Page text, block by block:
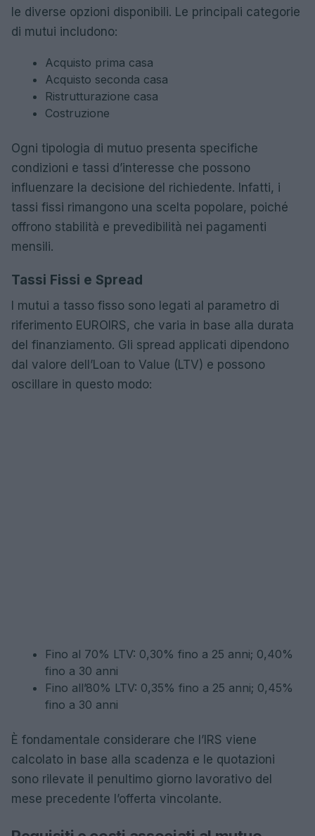
le diverse opzioni disponibili. Le principali categorie
di mutui includono:
Acquisto prima casa
Acquisto seconda casa
Ristrutturazione casa
Costruzione
Ogni tipologia di mutuo presenta specifiche
condizioni e tassi d’interesse che possono
influenzare la decisione del richiedente. Infatti, i
tassi fissi rimangono una scelta popolare, poiché
offrono stabilità e prevedibilità nei pagamenti
mensili.
Tassi Fissi e Spread
I mutui a tasso fisso sono legati al parametro di
riferimento EUROIRS, che varia in base alla durata
del finanziamento. Gli spread applicati dipendono
dal valore dell’Loan to Value (LTV) e possono
oscillare in questo modo:
Fino al 70% LTV: 0,30% fino a 25 anni; 0,40%
fino a 30 anni
Fino all’80% LTV: 0,35% fino a 25 anni; 0,45%
fino a 30 anni
È fondamentale considerare che l’IRS viene
calcolato in base alla scadenza e le quotazioni
sono rilevate il penultimo giorno lavorativo del
mese precedente l’offerta vincolante.